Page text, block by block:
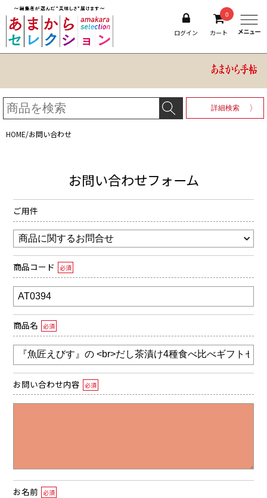
ログイン
0
カート
詳細検索
HOME/お問い合わせ
お問い合わせフォーム
ご用件
商品コード 必須
商品名 必須
お問い合わせ内容 必須
お名前 必須